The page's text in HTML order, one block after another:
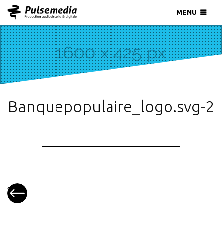
MENU
Banquepopulaire_logo.svg-2
«